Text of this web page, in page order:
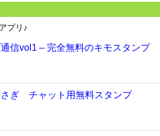
プリ♪
信vol1 – 完全無料のキモスタンプ
ぎ チャット用無料スタンプ